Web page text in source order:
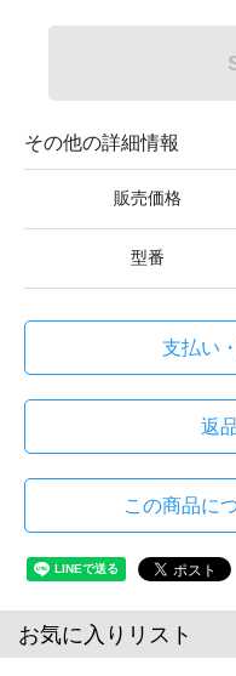
その他の詳細情報
販売価格
型番
支払い
返
この商品に
お気に入りリスト